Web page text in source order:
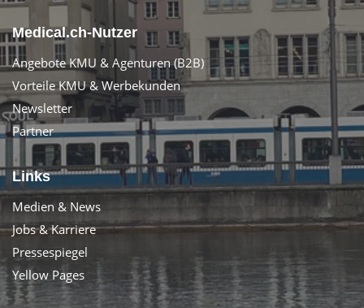
Medical.ch-Nutzer
Angebote KMU & Agenturen (B2B)
Vorteile KMU & Werbekunden
Newsletter
Partner
Links
Medien & News
Jobs & Karriere
Pressespiegel
Yellow Pages